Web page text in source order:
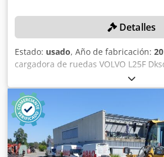
Detalles
Estado: usado, Año de fabricación:
cargadora de ruedas VOLVO L25F
Ancho de la cuchara: 160 cm,
110 cm Puede encontrar todos los
objeto de la subasta en la sección
archivo PDF para descargar. Color:
acuerdo con las fotografías y la
fabricación: 2019 Identificación del
VCE0L25FH01758375 Estado: usado